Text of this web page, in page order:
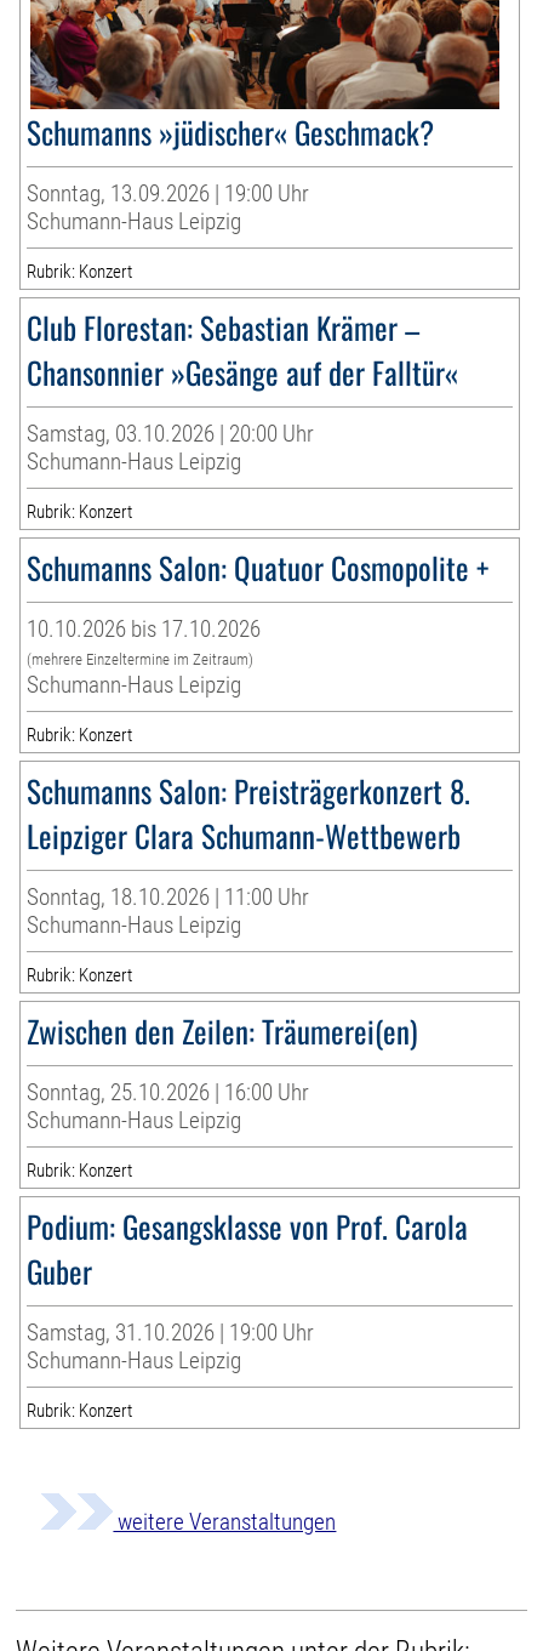
Schumanns »jüdischer« Geschmack?
Sonntag, 13.09.2026 | 19:00 Uhr
Schumann-Haus Leipzig
Rubrik: Konzert
Club Florestan: Sebastian Krämer –
Chansonnier »Gesänge auf der Falltür«
Samstag, 03.10.2026 | 20:00 Uhr
Schumann-Haus Leipzig
Rubrik: Konzert
Schumanns Salon: Quatuor Cosmopolite +
10.10.2026 bis 17.10.2026
(mehrere Einzeltermine im Zeitraum)
Schumann-Haus Leipzig
Rubrik: Konzert
Schumanns Salon: Preisträgerkonzert 8.
Leipziger Clara Schumann-Wettbewerb
Sonntag, 18.10.2026 | 11:00 Uhr
Schumann-Haus Leipzig
Rubrik: Konzert
Zwischen den Zeilen: Träumerei(en)
Sonntag, 25.10.2026 | 16:00 Uhr
Schumann-Haus Leipzig
Rubrik: Konzert
Podium: Gesangsklasse von Prof. Carola
Guber
Samstag, 31.10.2026 | 19:00 Uhr
Schumann-Haus Leipzig
Rubrik: Konzert
weitere Veranstaltungen